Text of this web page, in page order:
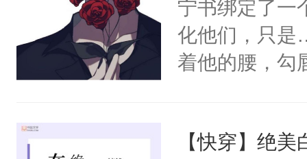
宁书绑定了一
化他们，只是
着他的腰，勾
来，给老公
【快穿】绝